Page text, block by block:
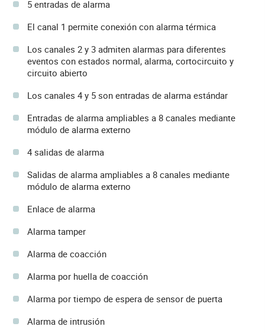
5 entradas de alarma
El canal 1 permite conexión con alarma térmica
Los canales 2 y 3 admiten alarmas para diferentes
eventos con estados normal, alarma, cortocircuito y
circuito abierto
Los canales 4 y 5 son entradas de alarma estándar
Entradas de alarma ampliables a 8 canales mediante
módulo de alarma externo
4 salidas de alarma
Salidas de alarma ampliables a 8 canales mediante
módulo de alarma externo
Enlace de alarma
Alarma tamper
Alarma de coacción
Alarma por huella de coacción
Alarma por tiempo de espera de sensor de puerta
Alarma de intrusión